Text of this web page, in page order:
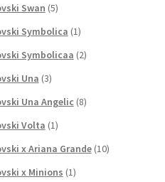
Swan (5)
Symbolica (1)
Symbolicaa (2)
Una (3)
Una Angelic (8)
Volta (1)
x Ariana Grande (10)
x Minions (1)